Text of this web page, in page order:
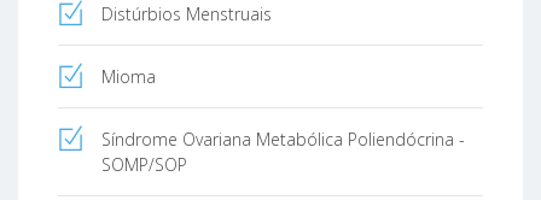
Distúrbios Menstruais
Mioma
Síndrome Ovariana Metabólica Poliendócrina -
SOMP/SOP